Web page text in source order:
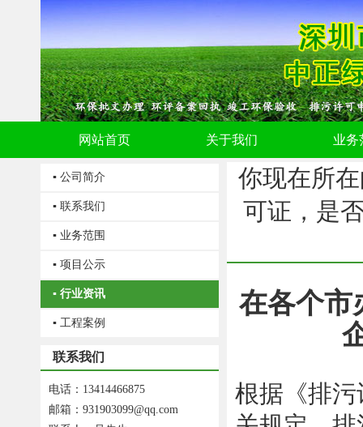
网站首页 关于我们 业务
▪ 公司简介
▪ 联系我们
▪ 业务范围
▪ 项目公示
▪ 行业资讯
▪ 工程案例
联系我们
电话：13414466875
邮箱：931903099@qq.com
你现在所
可证，是
在各个市
根据《排